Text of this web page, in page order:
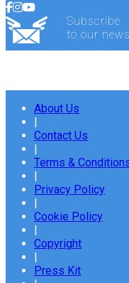
Subscribe
to our
About Us
Contact Us
Terms &
Privacy Policy
Cookie Policy
Copyright
Press Kit